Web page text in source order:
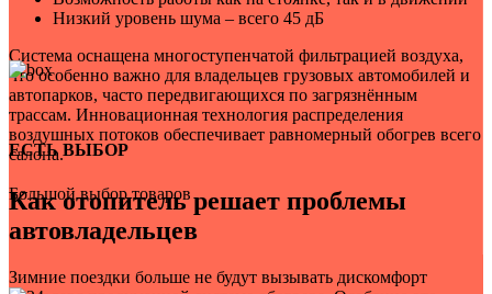
Низкий уровень шума – всего 45 дБ
Система оснащена многоступенчатой фильтрацией воздуха,
что особенно важно для владельцев грузовых автомобилей и
автопарков, часто передвигающихся по загрязнённым
трассам. Инновационная технология распределения
воздушных потоков обеспечивает равномерный обогрев всего
салона.
Как отопитель решает проблемы
автовладельцев
Зимние поездки больше не будут вызывать дискомфорт
ЕСТЬ ВЫБОР
Большой выбор товаров